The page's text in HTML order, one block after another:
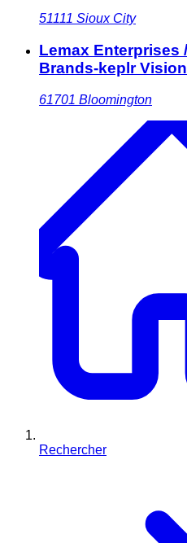
51111 Sioux City
Lemax Enterprises
Brands-keplr
61701 Bloomington
Rechercher